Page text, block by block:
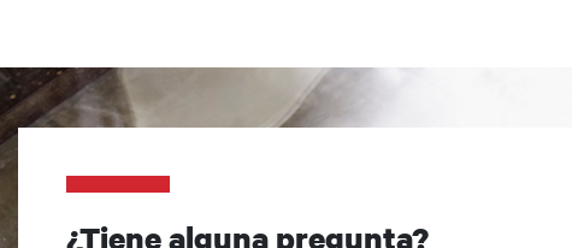
¿Tiene alguna pregunta?